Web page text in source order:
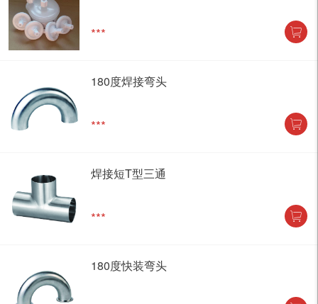
***
180度焊接弯头
***
焊接短T型三通
***
180度快装弯头